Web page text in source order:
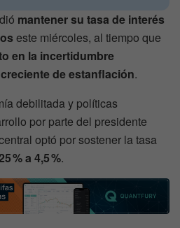
mantener su tasa de interés
este miércoles, al tiempo que
en la incertidumbre
de estanflación.
debilitada y políticas
por parte del presidente
optó por sostener la tasa
% a 4,5 %.